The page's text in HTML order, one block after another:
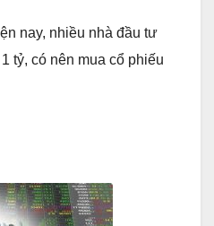
nay, nhiều nhà đầu tư
tỷ, có nên mua cổ phiếu